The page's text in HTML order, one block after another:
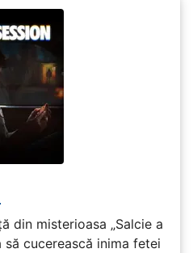
din misterioasa „Salcie a
să cucerească inima fetei